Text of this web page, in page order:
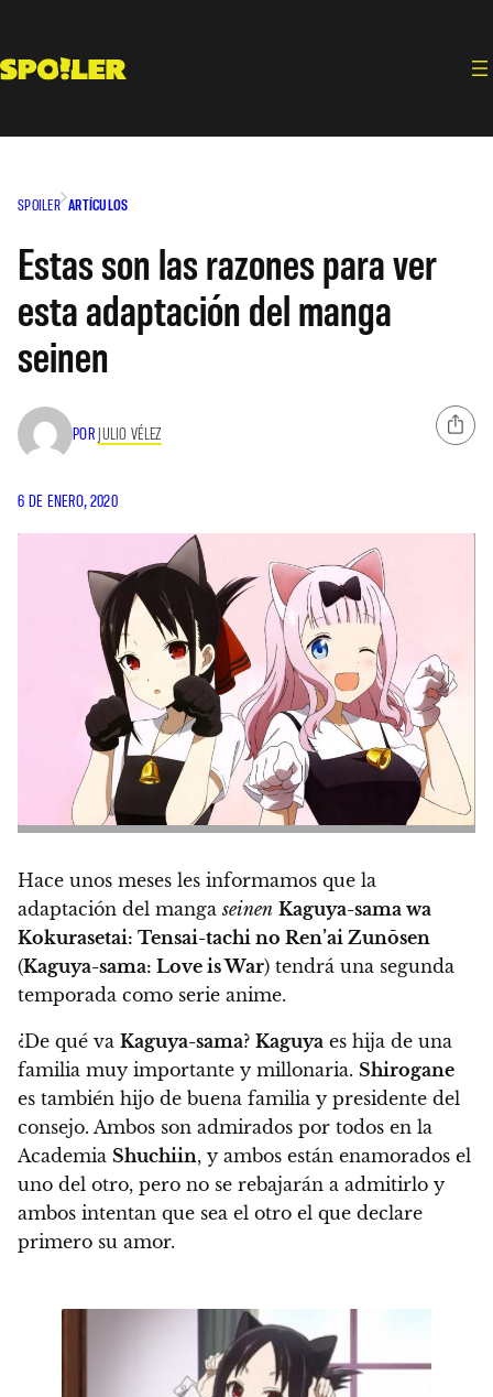
contenido
SPOILER ARTÍCULOS
Estas son las razones para ver
esta adaptación del manga
seinen
POR JULIO VÉLEZ
6 DE ENERO, 2020
Hace unos meses les informamos que la
adaptación del mangaseinen Kaguya-sama wa
Kokurasetai: Tensai-tachi no Ren’ai Zunōsen
(Kaguya-sama: Love is War) tendrá una segunda
temporada como serie anime.
¿De qué va Kaguya-sama? Kaguya es hija de una
familia muy importante y millonaria. Shirogane
es también hijo de buena familia y presidente del
consejo. Ambos son admirados por todos en la
Academia Shuchiin, y ambos están enamorados el
uno del otro, pero no se rebajarán a admitirlo y
ambos intentan que sea el otro el que declare
primero su amor.